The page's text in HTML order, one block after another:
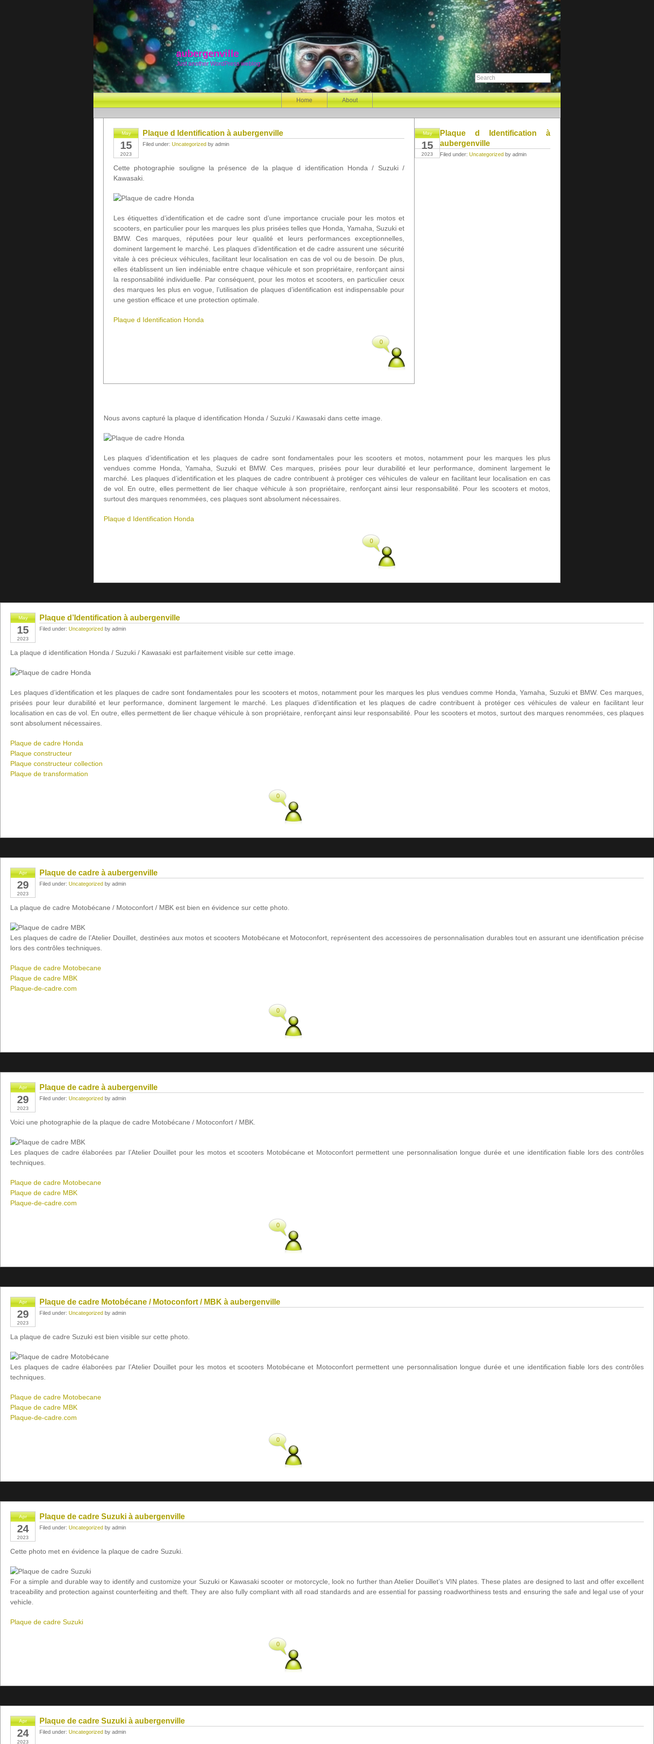
aubergenville
Just another WordPress weblog
Home About
May
15
2023
Plaque d Identification à aubergenville
Filed under: Uncategorized by admin
Cette photographie souligne la présence de la plaque d identification Honda / Suzuki /
Kawasaki.
Les étiquettes d’identification et de cadre sont d’une importance cruciale pour les motos et
scooters, en particulier pour les marques les plus prisées telles que Honda, Yamaha, Suzuki et
BMW. Ces marques, réputées pour leur qualité et leurs performances exceptionnelles,
dominent largement le marché. Les plaques d’identification et de cadre assurent une sécurité
vitale à ces précieux véhicules, facilitant leur localisation en cas de vol ou de besoin. De plus,
elles établissent un lien indéniable entre chaque véhicule et son propriétaire, renforçant ainsi
la responsabilité individuelle. Par conséquent, pour les motos et scooters, en particulier ceux
des marques les plus en vogue, l’utilisation de plaques d’identification est indispensable pour
une gestion efficace et une protection optimale.
Plaque d Identification Honda
0
May
15
2023
Plaque d Identification à
aubergenville
Filed under: Uncategorized by admin
Nous avons capturé la plaque d identification Honda / Suzuki / Kawasaki dans cette image.
Les plaques d’identification et les plaques de cadre sont fondamentales pour les scooters et motos, notamment pour les marques les plus
vendues comme Honda, Yamaha, Suzuki et BMW. Ces marques, prisées pour leur durabilité et leur performance, dominent largement le
marché. Les plaques d’identification et les plaques de cadre contribuent à protéger ces véhicules de valeur en facilitant leur localisation en cas
de vol. En outre, elles permettent de lier chaque véhicule à son propriétaire, renforçant ainsi leur responsabilité. Pour les scooters et motos,
surtout des marques renommées, ces plaques sont absolument nécessaires.
Plaque d Identification Honda
0
May
15
2023
Plaque d’Identification à aubergenville
Filed under: Uncategorized by admin
La plaque d identification Honda / Suzuki / Kawasaki est parfaitement visible sur cette image.
Les plaques d’identification et les plaques de cadre sont fondamentales pour les scooters et motos, notamment pour les marques les plus vendues comme Honda, Yamaha, Suzuki et BMW. Ces marques,
prisées pour leur durabilité et leur performance, dominent largement le marché. Les plaques d’identification et les plaques de cadre contribuent à protéger ces véhicules de valeur en facilitant leur
localisation en cas de vol. En outre, elles permettent de lier chaque véhicule à son propriétaire, renforçant ainsi leur responsabilité. Pour les scooters et motos, surtout des marques renommées, ces plaques
sont absolument nécessaires.
Plaque de cadre Honda
Plaque constructeur
Plaque constructeur collection
Plaque de transformation
0
Apr
29
2023
Plaque de cadre à aubergenville
Filed under: Uncategorized by admin
La plaque de cadre Motobécane / Motoconfort / MBK est bien en évidence sur cette photo.
Les plaques de cadre de l’Atelier Douillet, destinées aux motos et scooters Motobécane et Motoconfort, représentent des accessoires de personnalisation durables tout en assurant une identification précise
lors des contrôles techniques.
Plaque de cadre Motobecane
Plaque de cadre MBK
Plaque-de-cadre.com
0
Apr
29
2023
Plaque de cadre à aubergenville
Filed under: Uncategorized by admin
Voici une photographie de la plaque de cadre Motobécane / Motoconfort / MBK.
Les plaques de cadre élaborées par l’Atelier Douillet pour les motos et scooters Motobécane et Motoconfort permettent une personnalisation longue durée et une identification fiable lors des contrôles
techniques.
Plaque de cadre Motobecane
Plaque de cadre MBK
Plaque-de-cadre.com
0
Apr
29
2023
Plaque de cadre Motobécane / Motoconfort / MBK à aubergenville
Filed under: Uncategorized by admin
La plaque de cadre Suzuki est bien visible sur cette photo.
Les plaques de cadre élaborées par l’Atelier Douillet pour les motos et scooters Motobécane et Motoconfort permettent une personnalisation longue durée et une identification fiable lors des contrôles
techniques.
Plaque de cadre Motobecane
Plaque de cadre MBK
Plaque-de-cadre.com
0
Apr
24
2023
Plaque de cadre Suzuki à aubergenville
Filed under: Uncategorized by admin
Cette photo met en évidence la plaque de cadre Suzuki.
For a simple and durable way to identify and customize your Suzuki or Kawasaki scooter or motorcycle, look no further than Atelier Douillet’s VIN plates. These plates are designed to last and offer excellent
traceability and protection against counterfeiting and theft. They are also fully compliant with all road standards and are essential for passing roadworthiness tests and ensuring the safe and legal use of your
vehicle.
Plaque de cadre Suzuki
0
Apr
24
2023
Plaque de cadre Suzuki à aubergenville
Filed under: Uncategorized by admin